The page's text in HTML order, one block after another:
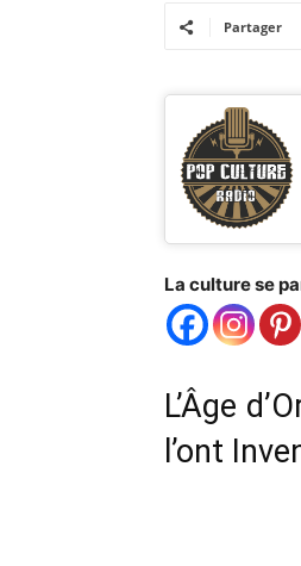
Partager
La culture se
L’Âge
l’ont